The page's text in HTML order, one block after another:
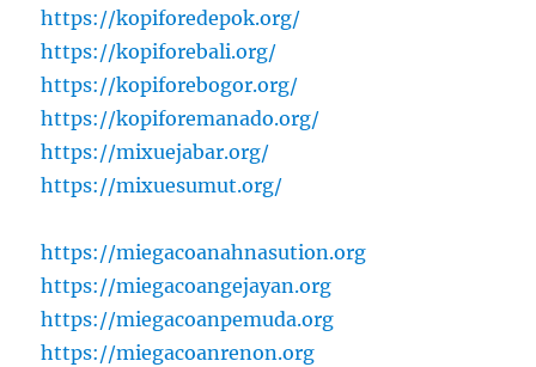
https://kopiforedepok.org/
https://kopiforebali.org/
https://kopiforebogor.org/
https://kopiforemanado.org/
https://mixuejabar.org/
https://mixuesumut.org/
https://miegacoanahnasution.org
https://miegacoangejayan.org
https://miegacoanpemuda.org
https://miegacoanrenon.org